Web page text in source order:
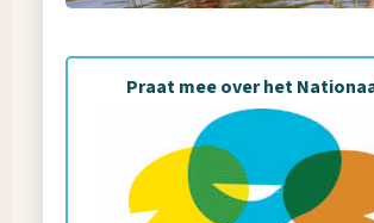
Praat mee over het